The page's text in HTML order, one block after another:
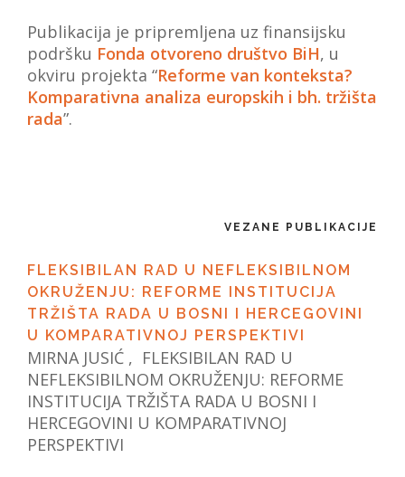
Publikacija je pripremljena uz finansijsku
podršku Fonda otvoreno društvo BiH, u
okviru projekta “Reforme van konteksta?
Komparativna analiza europskih i bh. tržišta
rada”.
VEZANE PUBLIKACIJE
FLEKSIBILAN RAD U NEFLEKSIBILNOM
OKRUŽENJU: REFORME INSTITUCIJA
TRŽIŠTA RADA U BOSNI I HERCEGOVINI
U KOMPARATIVNOJ PERSPEKTIVI
MIRNA JUSIĆ , FLEKSIBILAN RAD U
NEFLEKSIBILNOM OKRUŽENJU: REFORME
INSTITUCIJA TRŽIŠTA RADA U BOSNI I
HERCEGOVINI U KOMPARATIVNOJ
PERSPEKTIVI